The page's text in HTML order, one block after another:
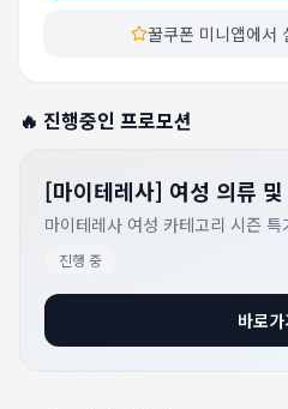
꿀쿠폰 미니앱에서
🔥 진행중인 프로모션
[마이테레사] 여성 의류
마이테레사 여성 카테고리 시즌 특
진행 중
바로가